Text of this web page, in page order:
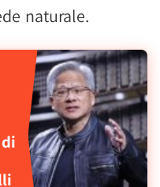
naturale.